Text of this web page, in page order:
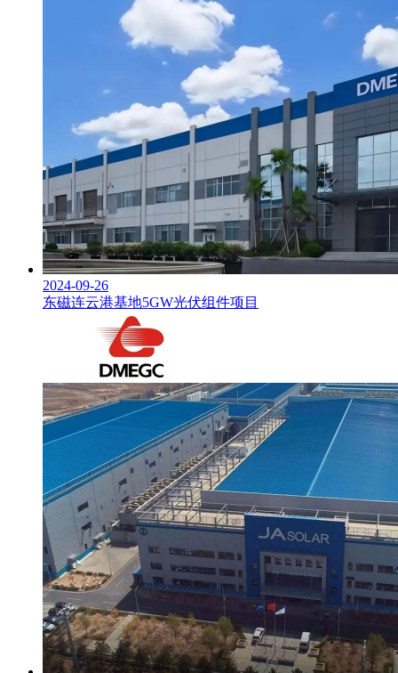
2024-09-26
东磁连云港基地5GW光伏组件项目